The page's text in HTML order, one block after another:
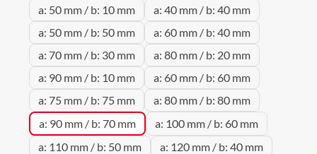
a: 50 mm / b: 10 mm
a: 40 mm / b: 40 mm
a: 50 mm / b: 50 mm
a: 60 mm / b: 40 mm
a: 70 mm / b: 30 mm
a: 80 mm / b: 20 mm
a: 90 mm / b: 10 mm
a: 60 mm / b: 60 mm
a: 75 mm / b: 75 mm
a: 80 mm / b: 80 mm
a: 90 mm / b: 70 mm
a: 100 mm / b: 60 mm
a: 110 mm / b: 50 mm
a: 120 mm / b: 40 mm